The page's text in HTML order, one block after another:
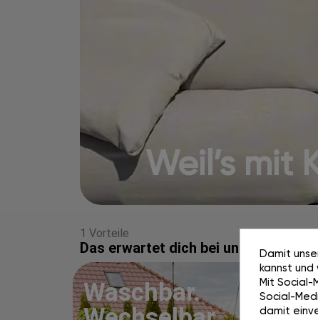
Weil’s mit
1 Vorteile
Das erwartet dich bei uns
Waschbar.
Damit
kannst
Mit Social-
Social-
damit